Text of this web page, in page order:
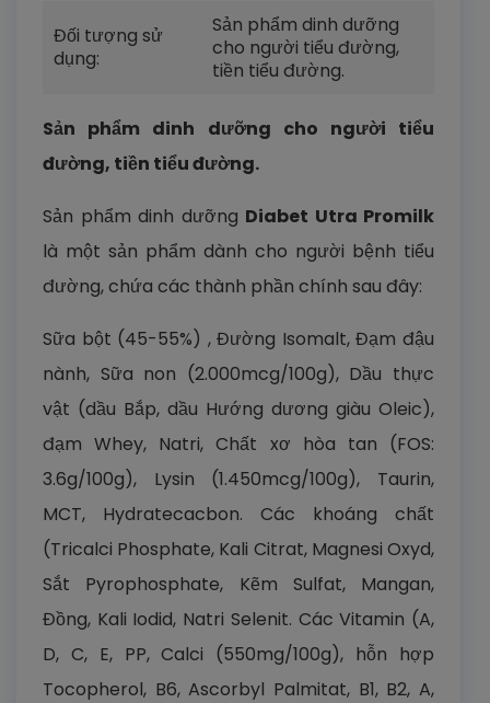
Đối tượng sử
dụng:
Sản phẩm dinh dưỡng
cho người tiểu đường,
tiền tiểu đường.
Sản phẩm dinh dưỡng cho người tiểu
đường, tiền tiểu đường.
Sản phẩm dinh dưỡng Diabet Utra Promilk
là một sản phẩm dành cho người bệnh tiểu
đường, chứa các thành phần chính sau đây:
Sữa bột (45-55%) , Đường Isomalt, Đạm đậu
nành, Sữa non (2.000mcg/100g), Dầu thực
vật (dầu Bắp, dầu Hướng dương giàu Oleic),
đạm Whey, Natri, Chất xơ hòa tan (FOS:
3.6g/100g), Lysin (1.450mcg/100g), Taurin,
MCT, Hydratecacbon. Các khoáng chất
(Tricalci Phosphate, Kali Citrat, Magnesi Oxyd,
Sắt Pyrophosphate, Kẽm Sulfat, Mangan,
Đồng, Kali Iodid, Natri Selenit. Các Vitamin (A,
D, C, E, PP, Calci (550mg/100g), hỗn hợp
Tocopherol, B6, Ascorbyl Palmitat, B1, B2, A,